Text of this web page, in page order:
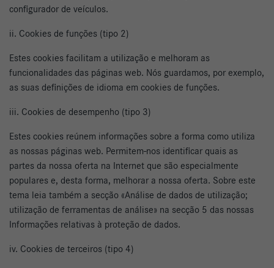
configurador de veículos.
ii. Cookies de funções (tipo 2)
Estes cookies facilitam a utilização e melhoram as
funcionalidades das páginas web. Nós guardamos, por exemplo,
as suas definições de idioma em cookies de funções.
iii. Cookies de desempenho (tipo 3)
Estes cookies reúnem informações sobre a forma como utiliza
as nossas páginas web. Permitem-nos identificar quais as
partes da nossa oferta na Internet que são especialmente
populares e, desta forma, melhorar a nossa oferta. Sobre este
tema leia também a secção «Análise de dados de utilização;
utilização de ferramentas de análise» na secção 5 das nossas
Informações relativas à proteção de dados.
iv. Cookies de terceiros (tipo 4)